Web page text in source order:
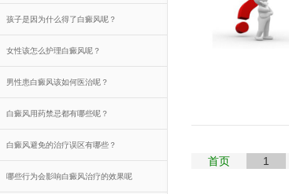
孩子是因为什么得了白癜风呢？
女性该怎么护理白癜风呢？
男性患白癜风该如何医治呢？
白癜风用药禁忌都有哪些呢？
白癜风避免的治疗误区有哪些？
哪些行为会影响白癜风治疗的效果呢
首页 1